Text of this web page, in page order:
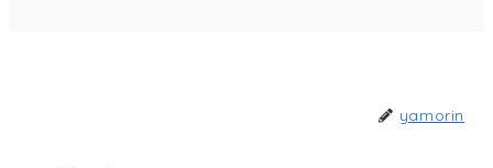
yamorin